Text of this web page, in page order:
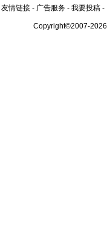
友情链接 - 广告服务 - 我要投稿 -
Copyright©2007-